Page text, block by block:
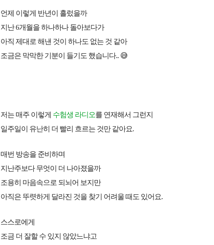
언제 이렇게 반년이 흘렀을까
지난 6개월을 하나하나 돌아보다가
아직 제대로 해낸 것이 하나도 없는 것 같아
조금은 막막한 기분이 들기도 했습니다.. 😅
저는 매주 이렇게 수험생 라디오를 연재해서 그런지
일주일이 유난히 더 빨리 흐르는 것만 같아요.
매번 방송을 준비하며
지난주보다 무엇이 더 나아졌을까
조용히 마음속으로 되뇌어 보지만
아직은 뚜렷하게 달라진 것을 찾기 어려울 때도 있어요.
스스로에게
조금 더 잘할 수 있지 않았느냐고